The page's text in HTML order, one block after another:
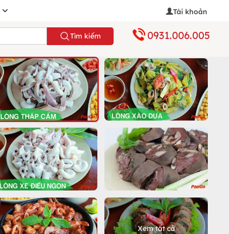
Tài khoản
Tìm kiếm 0931.006.005
Xem tất cả